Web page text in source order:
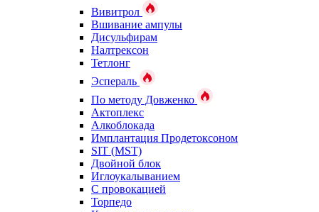
Вивитрол
Вшивание ампулы
Дисульфирам
Налтрексон
Тетлонг
Эспераль
По методу Довженко
Актоплекс
Алкоблокада
Имплантация Продетоксоном
SIT (MST)
Двойной блок
Иглоукалыванием
С провокацией
Торпедо